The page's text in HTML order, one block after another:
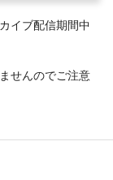
イブ配信期間中
せんのでご注意